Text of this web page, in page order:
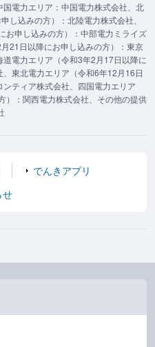
電力エリア：中国電力株式会社、北
し込みの方）：北陸電力株式会社、
お申し込みの方）：中部電力ミライズ
21日以降にお申し込みの方）：東京
電力エリア（令和3年2月17日以降に
東北電力エリア（令和6年12月16日
ティア株式会社、四国電力エリア
）：関西電力株式会社、その他の提供
でんきアプリ
せ